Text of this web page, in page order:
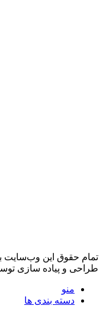
تمام حقوق اين وب‌سايت
طراحی و پیاده سازی
منو
دسته بندی ها